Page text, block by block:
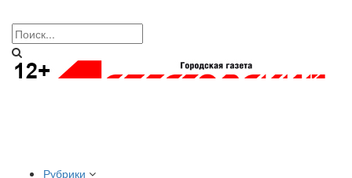
Рубрики